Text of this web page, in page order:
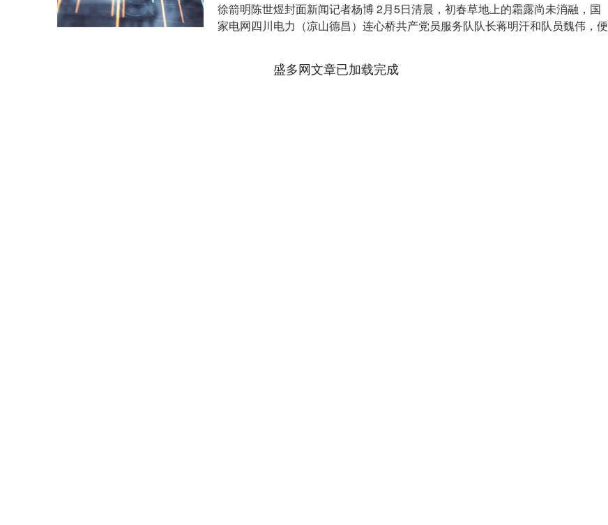
徐箭明陈世煜封面新闻记者杨博 2月5日清晨，初春草地上的霜露尚未消融，国
家电网四川电力（凉山德昌）连心桥共产党员服务队队长蒋明汗和队员魏伟，便
盛多网文章已加载完成